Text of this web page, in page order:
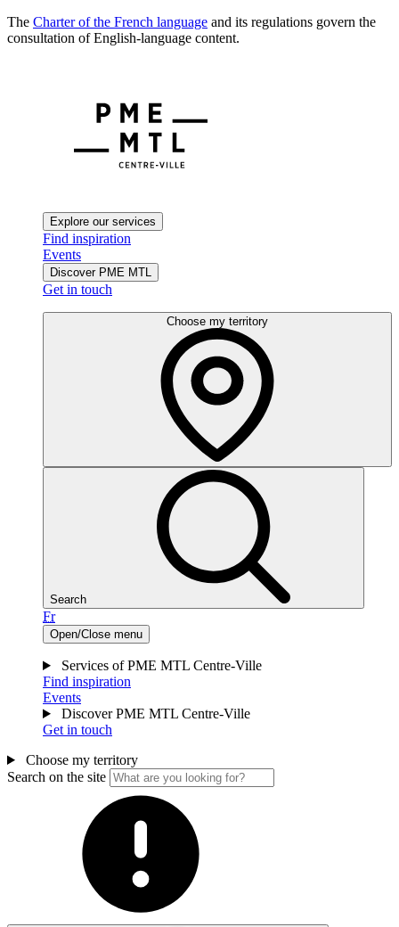
The Charter of the French language and its regulations govern the
consultation of English-language content.
Explore our services
Find inspiration
Events
Discover PME MTL
Get in touch
Choose my territory
Search
Fr
Open/Close menu
Services of PME MTL Centre-Ville
Find inspiration
Events
Discover PME MTL Centre-Ville
Get in touch
Choose my territory
Search on the site